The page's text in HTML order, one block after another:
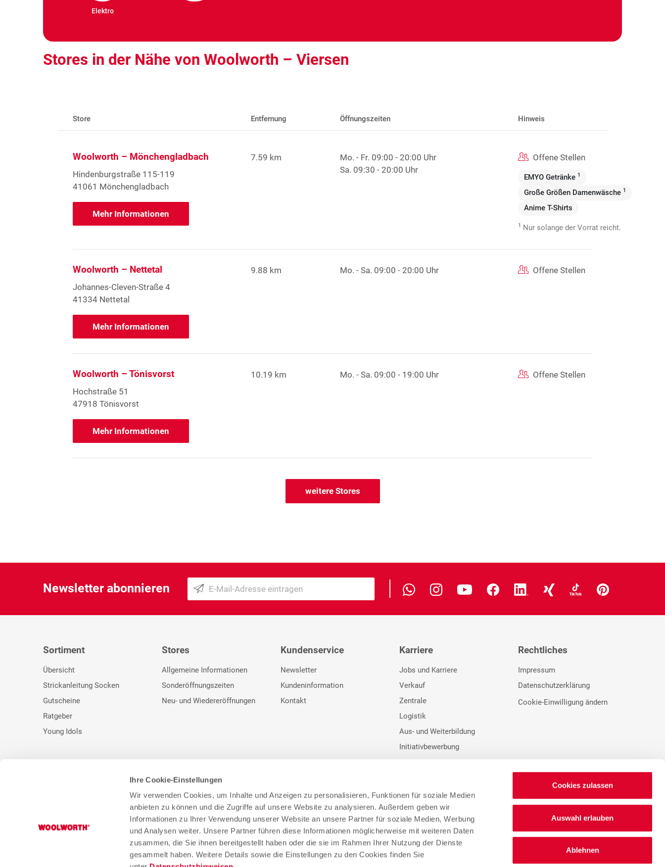
Ihre Cookie-Einstellungen
Wir verwenden Cookies, um Inhalte und Anzeigen zu personalisieren, Funktionen für soziale Medien
anbieten zu können und die Zugriffe auf unsere Website zu analysieren. Außerdem geben wir
Informationen zu Ihrer Verwendung unserer Website an unsere Partner für soziale Medien, Werbung
und Analysen weiter. Unsere Partner führen diese Informationen möglicherweise mit weiteren Daten
zusammen, die Sie ihnen bereitgestellt haben oder die sie im Rahmen Ihrer Nutzung der Dienste
gesammelt haben. Weitere Details sowie die Einstellungen zu den Cookies finden Sie
Cookies zulassen
Auswahl erlauben
Ablehnen
Elektro
Stores in der Nähe von Woolworth – Viersen
Store Entfernung Öffnungszeiten Hinweis
Woolworth – Mönchengladbach
Hindenburgstraße 115-119
41061 Mönchengladbach
Mehr Informationen
7.59 km Mo. - Fr. 09:00 - 20:00 Uhr
Sa. 09:30 - 20:00 Uhr
Offene Stellen
EMYO Getränke 1
Große Größen Damenwäsche 1
Anime T-Shirts
1 Nur solange der Vorrat reicht.
Woolworth – Nettetal
Johannes-Cleven-Straße 4
41334 Nettetal
Mehr Informationen
9.88 km Mo. - Sa. 09:00 - 20:00 Uhr Offene Stellen
Woolworth – Tönisvorst
Hochstraße 51
47918 Tönisvorst
Mehr Informationen
10.19 km Mo. - Sa. 09:00 - 19:00 Uhr Offene Stellen
weitere Stores
Newsletter abonnieren
Sortiment
Übersicht
Strickanleitung Socken
Gutscheine
Ratgeber
Young Idols
Stores
Allgemeine Informationen
Sonderöffnungszeiten
Neu- und Wiedereröffnungen
Kundenservice
Newsletter
Kundeninformation
Kontakt
Karriere
Jobs und Karriere
Verkauf
Zentrale
Logistik
Aus- und Weiterbildung
Initiativbewerbung
Rechtliches
Impressum
Datenschutzerklärung
Cookie-Einwilligung ändern
Google Bewertungen
4